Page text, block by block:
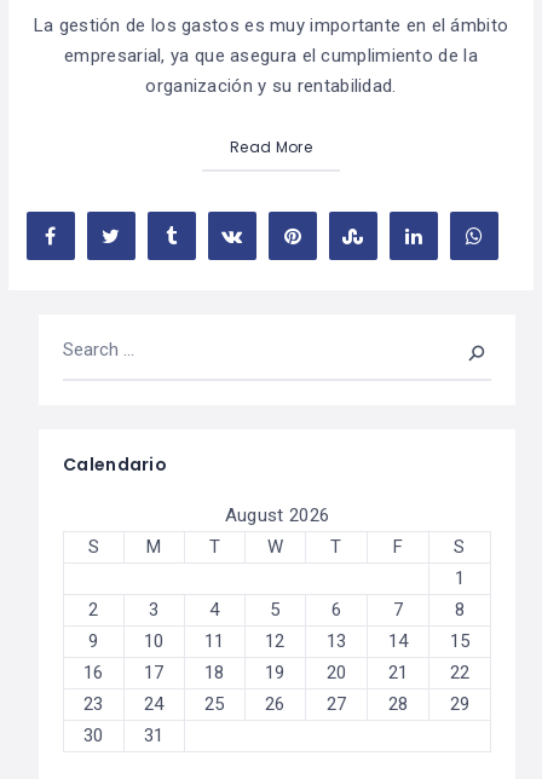
La gestión de los gastos es muy importante en el ámbito
empresarial, ya que asegura el cumplimiento de la
organización y su rentabilidad.
Read More
Calendario
August 2026
S
M T W T F
S
1
2
3 4 5 6 7
8
9
10 11 12 13 14
15
16
17 18 19 20 21
22
23
24 25 26 27 28
29
30
31